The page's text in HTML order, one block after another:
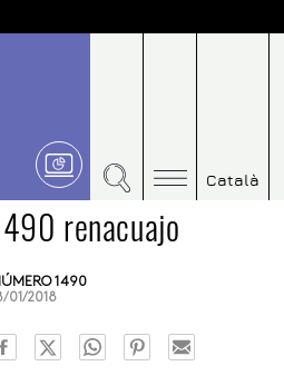
Català
renacuajo
1490
01/2018